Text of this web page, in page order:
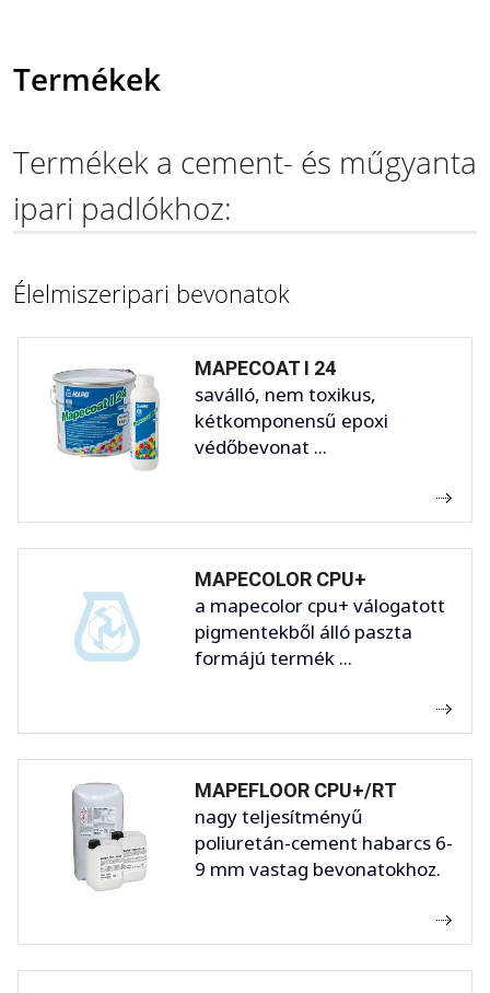
Termékek
Termékek a cement- és műgyanta
ipari padlókhoz:
Élelmiszeripari bevonatok
MAPECOAT I 24
saválló, nem toxikus,
kétkomponensű epoxi
védőbevonat ...
MAPECOLOR CPU+
a mapecolor cpu+ válogatott
pigmentekből álló paszta
formájú termék ...
MAPEFLOOR CPU+/RT
nagy teljesítményű
poliuretán-cement habarcs 6-
9 mm vastag bevonatokhoz.